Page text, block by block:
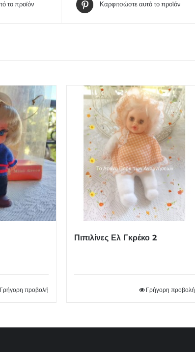
το προϊόν Καρφιτσώστε αυτό το προϊόν
Γρήγορη προβολή
Πιπιλίνες Ελ Γκρέκο 2
Γρήγορη προβολή